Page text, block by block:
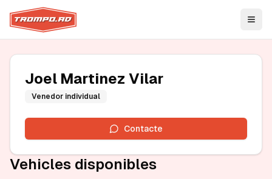
Joel Martinez Vilar
Venedor individual
Contacte
Vehicles disponibles